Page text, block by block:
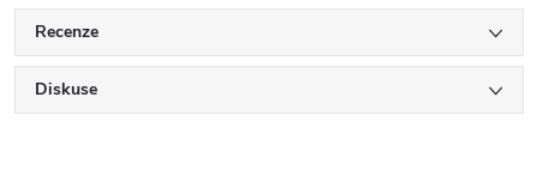
Recenze
Diskuse